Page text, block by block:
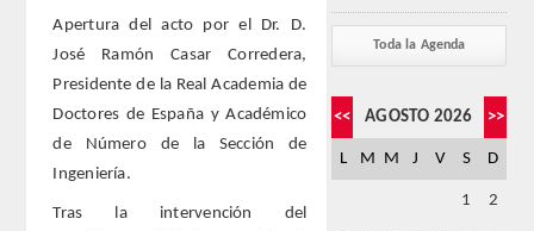
FARMACIA
CIENCIAS POLíTICAS Y DE LA ECONOMíA
INGENIERíA
Apertura del acto por el Dr. D.
José Ramón Casar Corredera,
Presidente de la Real Academia de
Doctores de España y Académico
de Número de la Sección de
Ingeniería.
Tras la intervención del
Toda la Agenda
<< AGOSTO 2026 >>
L M M J V S D
1 2